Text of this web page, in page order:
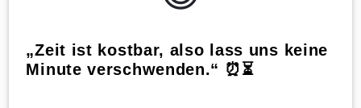
„Zeit ist kostbar, also lass uns keine
Minute verschwenden.“ ⏰⏳